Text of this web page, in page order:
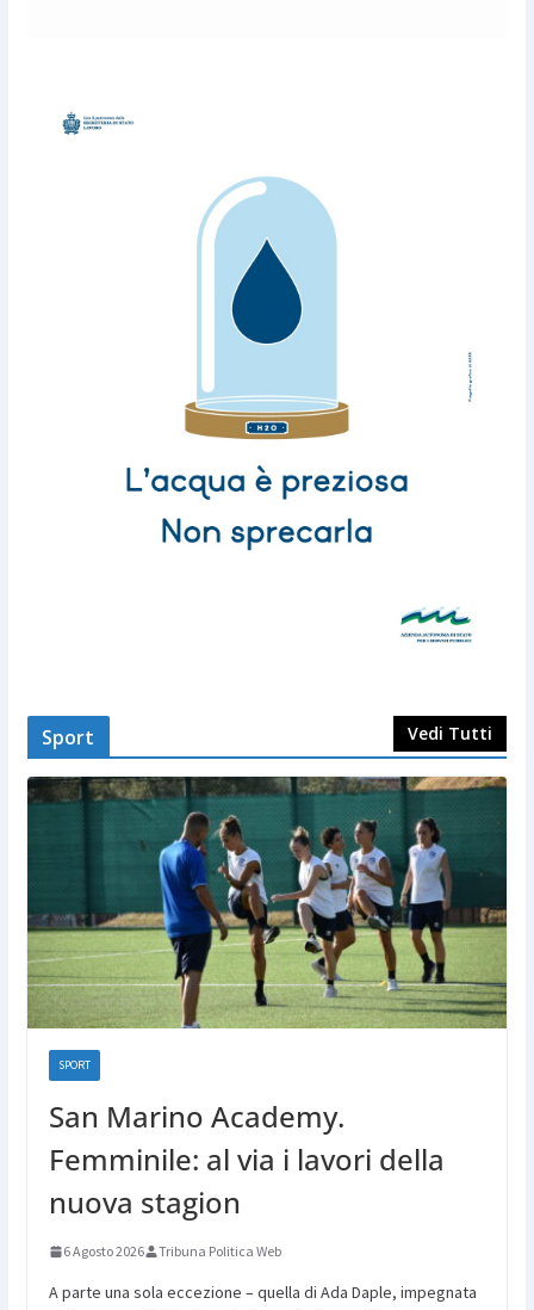
Sport Vedi Tutti
SPORT
San Marino Academy.
Femminile: al via i lavori della
nuova stagion
6 Agosto 2026 Tribuna Politica Web
A parte una sola eccezione – quella di Ada Daple, impegnata